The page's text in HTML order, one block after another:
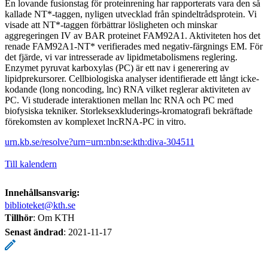
En lovande fusionstag för proteinrening har rapporterats vara den så
kallade NT*-taggen, nyligen utvecklad från spindeltrådsprotein. Vi
visade att NT*-taggen förbättrar lösligheten och minskar
aggregeringen IV av BAR proteinet FAM92A1. Aktiviteten hos det
renade FAM92A1-NT* verifierades med negativ-färgnings EM. För
det fjärde, vi var intresserade av lipidmetabolismens reglering.
Enzymet pyruvat karboxylas (PC) är ett nav i generering av
lipidprekursorer. Cellbiologiska analyser identifierade ett långt icke-
kodande (long noncoding, lnc) RNA vilket reglerar aktiviteten av
PC. Vi studerade interaktionen mellan lnc RNA och PC med
biofysiska tekniker. Storleksexkluderings-kromatografi bekräftade
förekomsten av komplexet lncRNA-PC in vitro.
urn.kb.se/resolve?urn=urn:nbn:se:kth:diva-304511
Till kalendern
Innehållsansvarig:
biblioteket@kth.se
Tillhör: Om KTH
Senast ändrad: 2021-11-17